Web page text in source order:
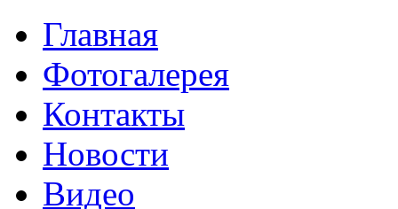
Главная
Фотогалерея
Контакты
Новости
Видео